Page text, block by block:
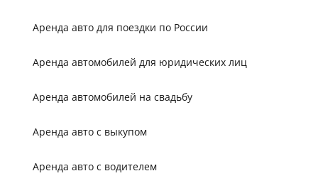
Аренда авто для поездки по России
Аренда автомобилей для юридических лиц
Аренда автомобилей на свадьбу
Аренда авто с выкупом
Аренда авто с водителем